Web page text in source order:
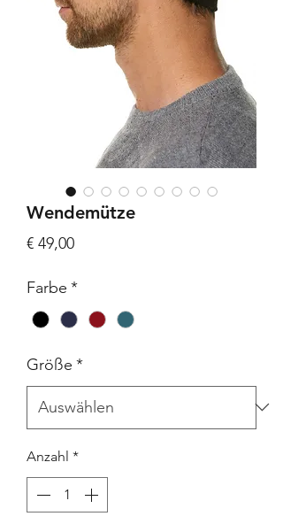
Wendemütze
€ 49,00Preis
Farbe *
Größe *
Anzahl *